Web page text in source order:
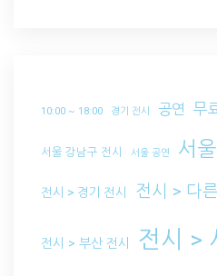
10:00 ~ 18:00 경기 전시 공연 무
서울 강남구 전시 서울 공연 서
전시 > 경기 전시 전시 > 다
전시 > 부산 전시 전시 >